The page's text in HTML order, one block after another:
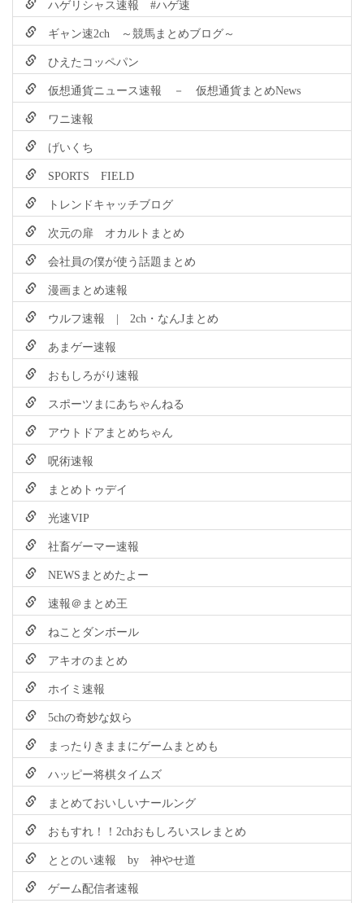
ハゲリシャス速報 #ハゲ速
ギャン速2ch ～競馬まとめブログ～
ひえたコッペパン
仮想通貨ニュース速報 － 仮想通貨まとめNews
ワニ速報
げいくち
SPORTS FIELD
トレンドキャッチブログ
次元の扉 オカルトまとめ
会社員の僕が使う話題まとめ
漫画まとめ速報
ウルフ速報 | 2ch・なんJまとめ
あまゲー速報
おもしろがり速報
スポーツまにあちゃんねる
アウトドアまとめちゃん
呪術速報
まとめトゥデイ
光速VIP
社畜ゲーマー速報
NEWSまとめたよー
速報＠まとめ王
ねことダンボール
アキオのまとめ
ホイミ速報
5chの奇妙な奴ら
まったりきままにゲームまとめも
ハッピー将棋タイムズ
まとめておいしいナールング
おもすれ！！2chおもしろいスレまとめ
ととのい速報 by 神やせ道
ゲーム配信者速報